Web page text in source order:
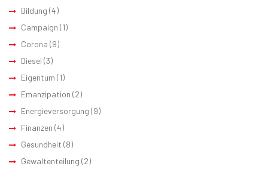
Bildung (4)
Campaign (1)
Corona (9)
Diesel (3)
Eigentum (1)
Emanzipation (2)
Energieversorgung (9)
Finanzen (4)
Gesundheit (8)
Gewaltenteilung (2)